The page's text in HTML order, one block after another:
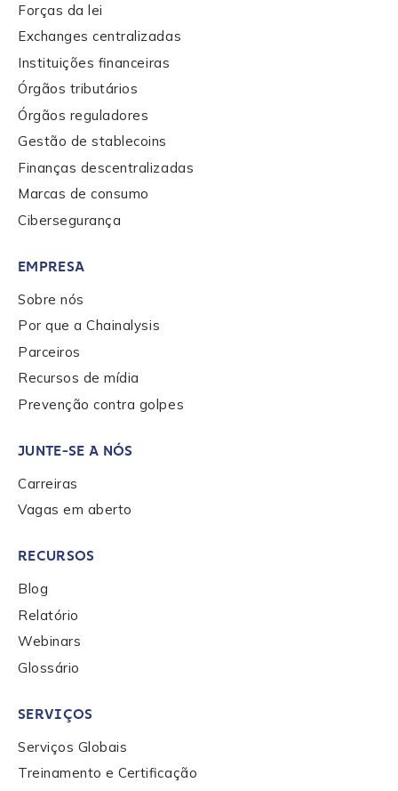
Work Email Address
*
Phone Number
*
Role Function
Role Level
Organization Type
How did you hear about us?
By checking this box, you indicate that you'd like us
services, events, and news. Your personal data will
Submit
Forças da lei
Exchanges centralizadas
Instituições financeiras
Órgãos tributários
Órgãos reguladores
Gestão de stablecoins
Finanças descentralizadas
Marcas de consumo
Cibersegurança
EMPRESA
Sobre nós
Por que a Chainalysis
Parceiros
Recursos de mídia
Prevenção contra golpes
JUNTE-SE A NÓS
Carreiras
Vagas em aberto
RECURSOS
Blog
Relatório
Webinars
Glossário
SERVIÇOS
Serviços Globais
Treinamento e Certificação